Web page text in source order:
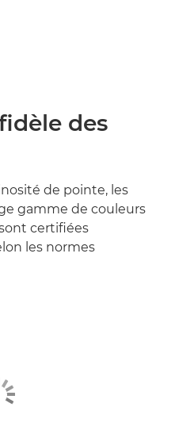
des
de pointe, les
gamme de couleurs
certifiées
les normes